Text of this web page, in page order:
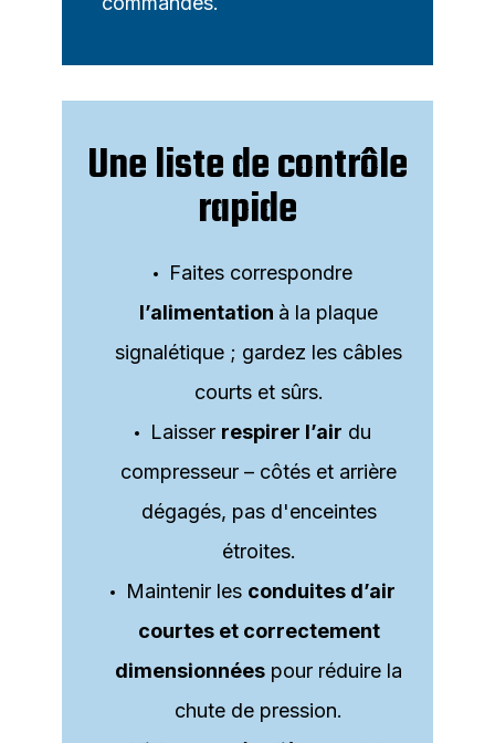
Une liste de contrôle
rapide
Faites correspondre
l’alimentation à la plaque
signalétique ; gardez les câbles
courts et sûrs.
Laisser respirer l’air du
compresseur – côtés et arrière
dégagés, pas d'enceintes
étroites.
Maintenir les conduites d’air
courtes et correctement
dimensionnées pour réduire la
chute de pression.